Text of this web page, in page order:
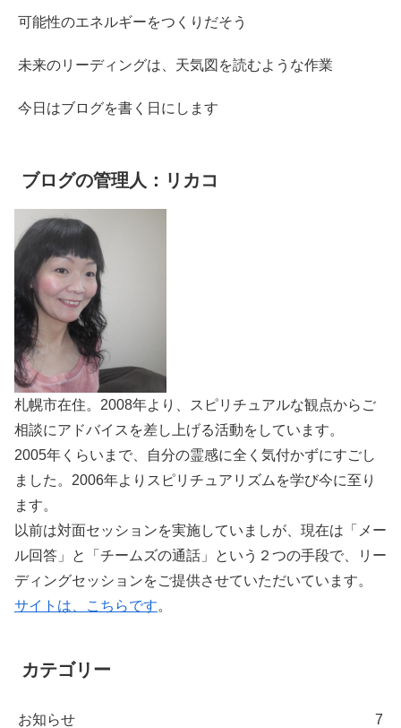
可能性のエネルギーをつくりだそう
未来のリーディングは、天気図を読むような作業
今日はブログを書く日にします
ブログの管理人：リカコ
札幌市在住。2008年より、スピリチュアルな観点からご
相談にアドバイスを差し上げる活動をしています。
2005年くらいまで、自分の霊感に全く気付かずにすごし
ました。2006年よりスピリチュアリズムを学び今に至り
ます。
以前は対面セッションを実施していましが、現在は「メー
ル回答」と「チームズの通話」という２つの手段で、リー
ディングセッションをご提供させていただいています。
サイトは、こちらです。
カテゴリー
お知らせ 7